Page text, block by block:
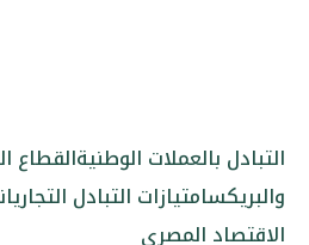
التبادل بالعملات الوطنيةالقطاع
والبريكسامتيازات التبادل التجاري
الاقتصاد المصري